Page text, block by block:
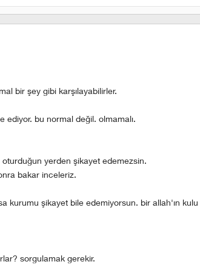
bir şey gibi karşılayabilirler.
bu normal değil. olmamalı.
yerden şikayet edemezsin.
bakar inceleriz.
kurumu şikayet bile edemiyorsun. bir allah'ın
sorgulamak gerekir.